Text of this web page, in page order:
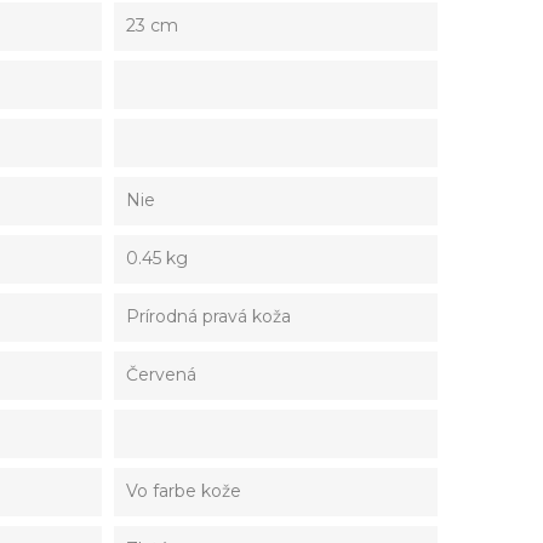
23 cm
Nie
0.45 kg
Prírodná pravá koža
Červená
Vo farbe kože